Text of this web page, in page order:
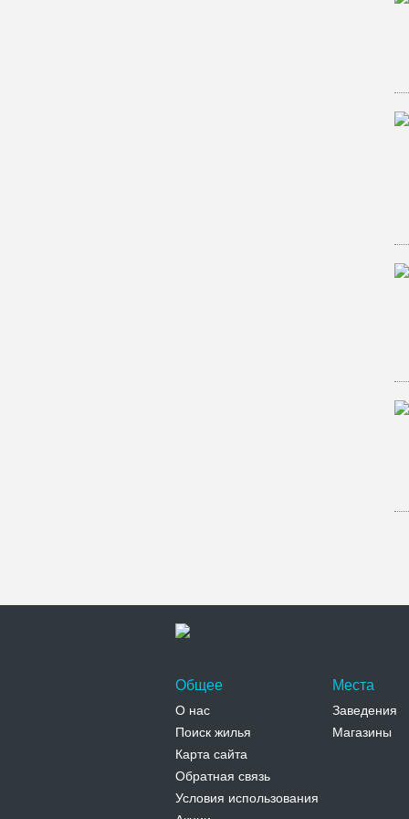
Общее
О нас
Поиск жилья
Карта сайта
Обратная связь
Условия использования
Места
Заведения
Магазины